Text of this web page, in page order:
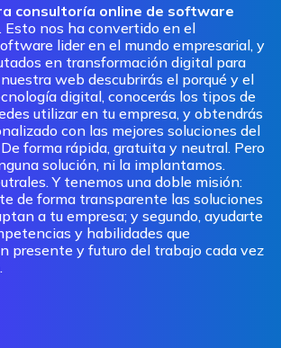
consultoría online de software
. Esto nos ha convertido en el
lider en el mundo empresarial, y
en transformación digital para
web descubrirás el porqué y el
digital, conocerás los tipos de
utilizar en tu empresa, y obtendrás
con las mejores soluciones del
forma rápida, gratuita y neutral. Pero
solución, ni la implantamos.
Y tenemos una doble misión:
de forma transparente las soluciones
a tu empresa; y segundo, ayudarte
y habilidades que
presente y futuro del trabajo cada vez